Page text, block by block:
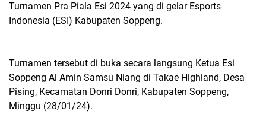
Turnamen Pra Piala Esi 2024 yang di gelar Esports
Indonesia (ESI) Kabupaten Soppeng.
Turnamen tersebut di buka secara langsung Ketua Esi
Soppeng Al Amin Samsu Niang di Takae Highland, Desa
Pising, Kecamatan Donri Donri, Kabupaten Soppeng,
Minggu (28/01/24).